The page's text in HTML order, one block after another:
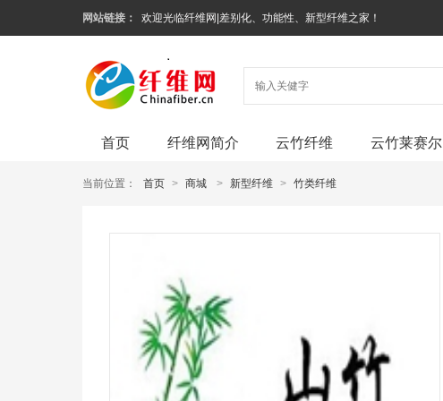
网站链接： 欢迎光临纤维网|差别化、功能性、新型纤维之家！
首页 纤维网简介 云竹纤维 云竹莱赛尔
当前位置： 首页 > 商城 > 新型纤维 > 竹类纤维